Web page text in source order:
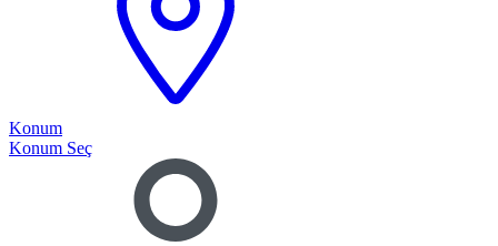
Konum
Konum Seç